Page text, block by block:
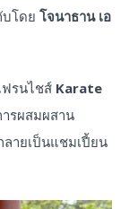
โดย โจนาธาน เอ
รนไชส์ Karate
รผสมผสาน
ลายเป็นแชมเปี้ยน